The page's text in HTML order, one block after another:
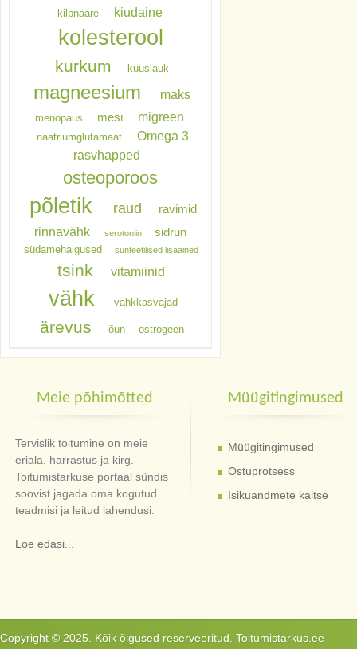
kilpnääre kiudaine
kolesterool
kurkum küüslauk
magneesium maks
menopaus mesi migreen
naatriumglutamaat
Omega 3
rasvhapped
osteoporoos
põletik raud ravimid
rinnavähk serotoniin sidrun
südamehaigused sünteetilised lisaained
tsink vitamiinid
vähk vähkkasvajad
ärevus õun östrogeen
Meie põhimõtted
Tervislik toitumine on meie
eriala, harrastus ja kirg.
Toitumistarkuse portaal sündis
soovist jagada oma kogutud
teadmisi ja leitud lahendusi.
Loe edasi...
Müügitingimused
Müügitingimused
Ostuprotsess
Isikuandmete kaitse
Copyright © 2025. Kõik õigused reserveeritud. Toitumistarkus.ee